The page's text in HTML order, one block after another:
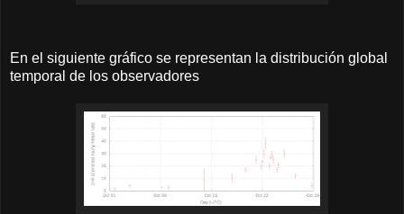
En el siguiente gráfico se representan la distribución global
temporal de los observadores